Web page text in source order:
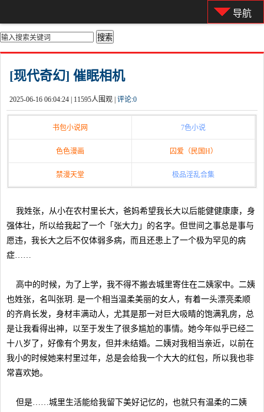
导航
你的位置： 首页>都市激情
[现代奇幻] 催眠相机
2025-06-16 06:04:24 | 11595人围观 | 评论:0
书包小说网 7色小说
色色漫画 囚爱（民国H）
禁漫天堂 极品淫乱合集
我姓张，从小在农村里长大，爸妈希望我长大以后能健健康康，身
强体壮，所以给我起了一个「张大力」的名字。但世间之事总是事与
愿违，我长大之后不仅体弱多病，而且还患上了一个极为罕见的病
症……
高中的时候，为了上学，我不得不搬去城里寄住在二姨家中。二姨
也姓张，名叫张玥. 是一个相当温柔美丽的女人，有着一头漂亮柔顺
的齐肩长发，身材丰满动人，尤其是那一对巨大吸睛的饱满乳房，总
是让我看得出神，以至于发生了很多尴尬的事情。她今年似乎已经二
十八岁了，好像有个男友，但并未结婚。二姨对我相当亲近，以前在
我小的时候她来村里过年，总是会给我一个大大的红包，所以我也非
常喜欢她。
但是……城里生活能给我留下美好记忆的，也就只有温柔的二姨